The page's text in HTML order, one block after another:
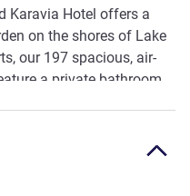
Karavia Hotel offers a
on the shores of Lake
our 197 spacious, air-
a private bathroom,
and 1 restaurant.